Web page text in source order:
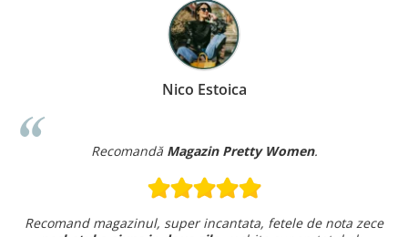
Nico Estoica
Recomandă Magazin Pretty Women.
Recomand magazinul, super incantata, fetele de nota zece